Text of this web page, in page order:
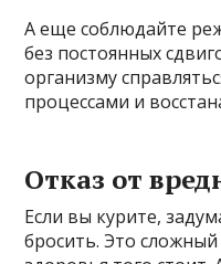
А еще соблюдайте
без постоянных
организму
процессами и
Отказ от
Если вы курите,
бросить. Это